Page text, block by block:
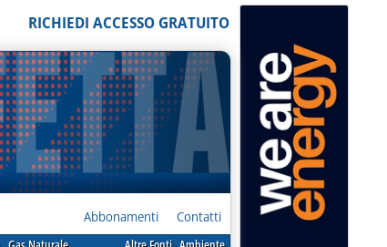
RICHIEDI ACCESSO GRATUITO
Abbonamenti Contatti